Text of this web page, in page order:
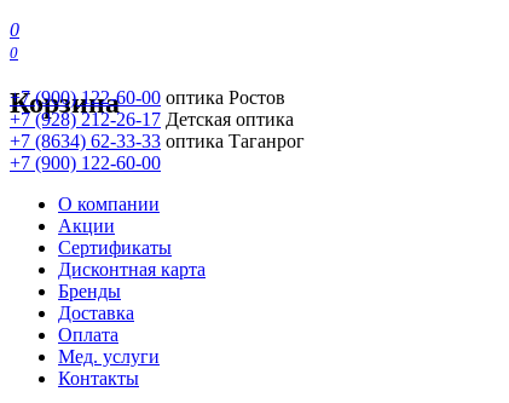
0
0
Корзина
+7 (900) 122-60-00 оптика Ростов
+7 (928) 212-26-17 Детская оптика
+7 (8634) 62-33-33 оптика Таганрог
+7 (900) 122-60-00
О компании
Акции
Сертификаты
Дисконтная карта
Бренды
Доставка
Оплата
Мед. услуги
Контакты